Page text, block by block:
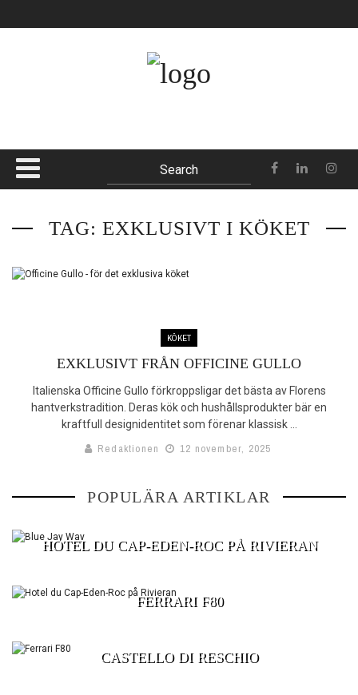
KONTAKT
SHOPPINGGUIDEN*
MÄKLARGUIDEN
HOOM XTRA
Oak Pass House
TAG: EXKLUSIVT I KÖKET
KÖKET
EXKLUSIVT FRÅN OFFICINE GULLO
Italienska Officine Gullo förkroppsligar det bästa av Florens
hantverkstradition. Deras kök och hushållsprodukter bär en
kraftfull designidentitet som förenar klassisk ...
Redaktionen 12 november, 2025
POPULÄRA ARTIKLAR
BLUE JAY WAY
HOTEL DU CAP-EDEN-ROC PÅ RIVIERAN
FERRARI F80
CASTELLO DI RESCHIO